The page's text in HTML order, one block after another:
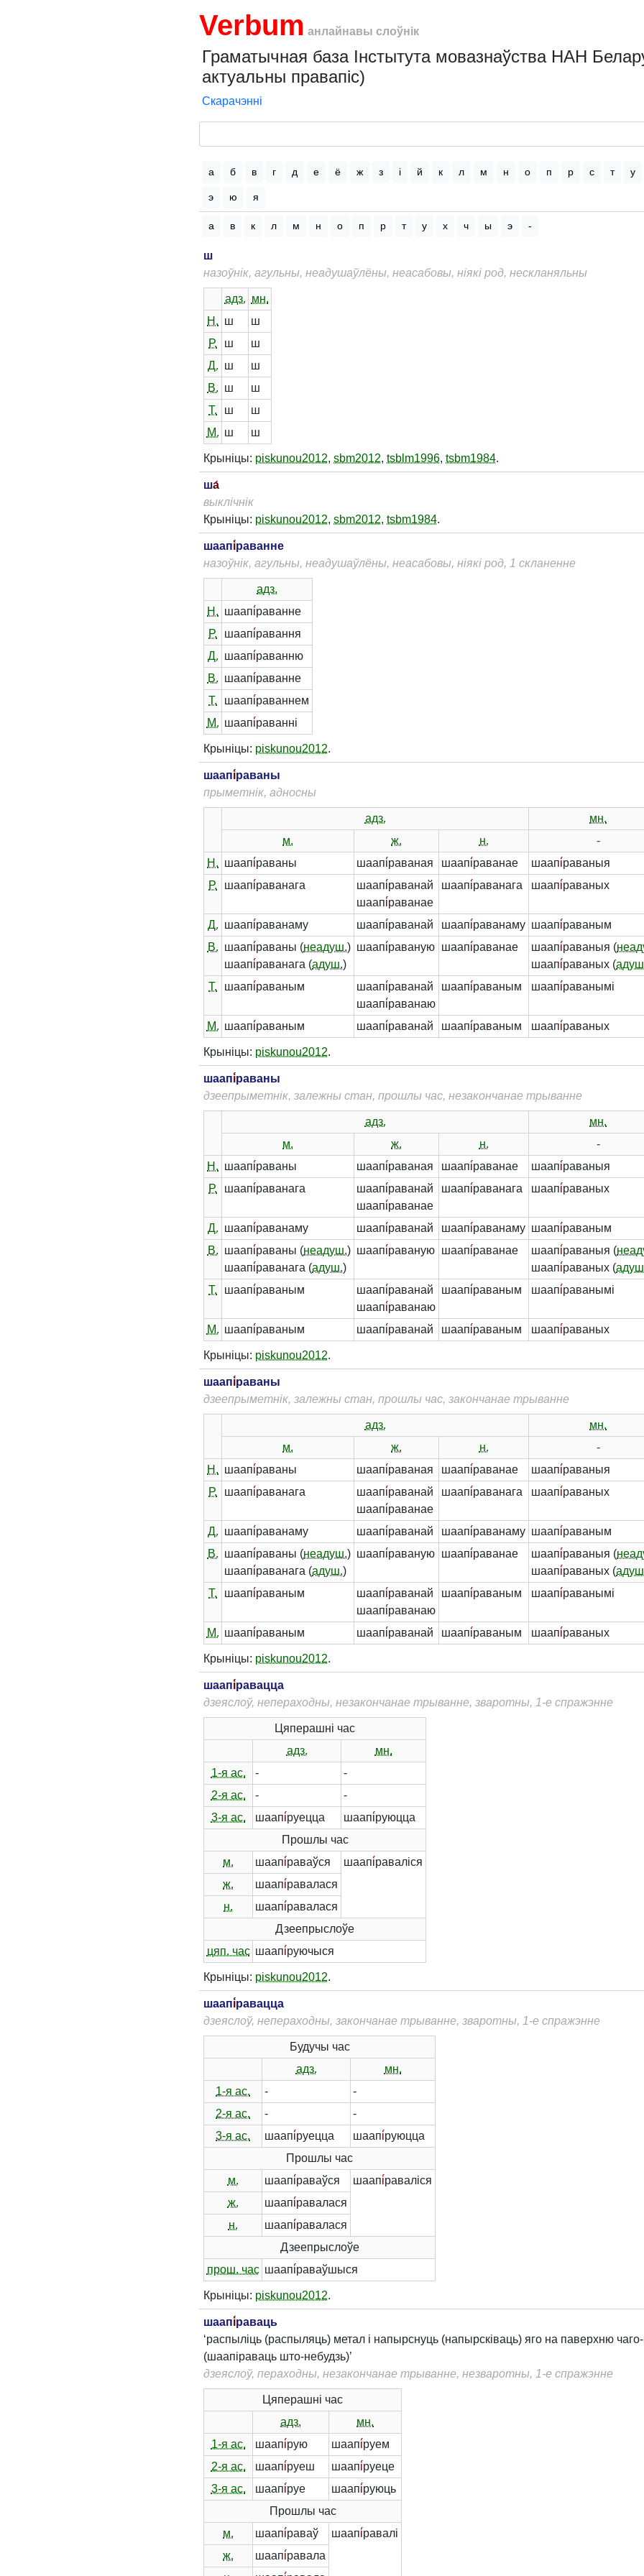
Verbum анлайнавы слоўнік
Граматычная база Інстытута мовазнаўства НАН
актуальны правапіс)
Скарачэнні
а б в г д е ё ж з і й к л м н о п р с т у
э ю я
а в к л м н о п р т у х ч ы э -
ш
назоўнік, агульны, неадушаўлёны, неасабовы, ніякі род, нескланяльны
адз. мн.
Н. ш
ш
Р.
ш
ш
Д. ш
ш
В. ш
ш
Т.
ш
ш
М. ш ш
Крыніцы: piskunou2012, sbm2012, tsblm1996, tsbm1984.
ша́
выклічнік
Крыніцы: piskunou2012, sbm2012, tsbm1984.
шаапі́раванне
назоўнік, агульны, неадушаўлёны, неасабовы, ніякі род, 1 скланенне
адз.
Н. шаапі́раванне
Р.
шаапі́равання
Д. шаапі́раванню
В. шаапі́раванне
Т.
шаапі́раваннем
М. шаапі́раванні
Крыніцы: piskunou2012.
шаапі́раваны
прыметнік, адносны
адз.
мн.
м.
ж. н.
-
Н. шаапі́раваны шаапі́раваная шаапі́раванае шаапі́раваныя
Р.
шаапі́раванага шаапі́раванай
шаапі́раванае
шаапі́раванага шаапі́раваных
Д. шаапі́раванаму шаапі́раванай шаапі́раванаму шаапі́раваным
В. шаапі́раваны (неадуш.)
шаапі́раванага (адуш.)
шаапі́раваную шаапі́раванае шаапі́раваныя (
шаапі́раваных (
Т.
шаапі́раваным шаапі́раванай
шаапі́раванаю
шаапі́раваным шаапі́раванымі
М. шаапі́раваным шаапі́раванай шаапі́раваным шаапі́раваных
Крыніцы: piskunou2012.
шаапі́раваны
дзеепрыметнік, залежны стан, прошлы час, незакончанае трыванне
адз.
мн.
м.
ж. н.
-
Н. шаапі́раваны шаапі́раваная шаапі́раванае шаапі́раваныя
Р.
шаапі́раванага шаапі́раванай
шаапі́раванае
шаапі́раванага шаапі́раваных
Д. шаапі́раванаму шаапі́раванай шаапі́раванаму шаапі́раваным
В. шаапі́раваны (неадуш.)
шаапі́раванага (адуш.)
шаапі́раваную шаапі́раванае шаапі́раваныя (
шаапі́раваных (
Т.
шаапі́раваным шаапі́раванай
шаапі́раванаю
шаапі́раваным шаапі́раванымі
М. шаапі́раваным шаапі́раванай шаапі́раваным шаапі́раваных
Крыніцы: piskunou2012.
шаапі́раваны
дзеепрыметнік, залежны стан, прошлы час, закончанае трыванне
адз.
мн.
м.
ж. н.
-
Н. шаапі́раваны шаапі́раваная шаапі́раванае шаапі́раваныя
Р.
шаапі́раванага шаапі́раванай
шаапі́раванае
шаапі́раванага шаапі́раваных
Д. шаапі́раванаму шаапі́раванай шаапі́раванаму шаапі́раваным
В. шаапі́раваны (неадуш.)
шаапі́раванага (адуш.)
шаапі́раваную шаапі́раванае шаапі́раваныя (
шаапі́раваных (
Т.
шаапі́раваным шаапі́раванай
шаапі́раванаю
шаапі́раваным шаапі́раванымі
М. шаапі́раваным шаапі́раванай шаапі́раваным шаапі́раваных
Крыніцы: piskunou2012.
шаапі́равацца
дзеяслоў, непераходны, незакончанае трыванне, зваротны, 1-е спражэнне
Цяперашні час
адз.
мн.
1-я ас.
-
-
2-я ас.
-
-
3-я ас.
шаапі́руецца шаапі́руюцца
Прошлы час
м.
шаапі́раваўся шаапі́раваліся
ж.
шаапі́равалася
н.
шаапі́равалася
Дзеепрыслоўе
цяп. час шаапі́руючыся
Крыніцы: piskunou2012.
шаапі́равацца
дзеяслоў, непераходны, закончанае трыванне, зваротны, 1-е спражэнне
Будучы час
адз.
мн.
1-я ас.
-
-
2-я ас.
-
-
3-я ас.
шаапі́руецца шаапі́руюцца
Прошлы час
м.
шаапі́раваўся шаапі́раваліся
ж.
шаапі́равалася
н.
шаапі́равалася
Дзеепрыслоўе
прош. час шаапі́раваўшыся
Крыніцы: piskunou2012.
шаапі́раваць
‘распыліць (распыляць) метал і напырснуць (напырсківаць) яго на паверхню
(шаапіраваць што-небудзь)’
дзеяслоў, пераходны, незакончанае трыванне, незваротны, 1-е спражэнне
Цяперашні час
адз.
мн.
1-я ас.
шаапі́рую шаапі́руем
2-я ас.
шаапі́руеш шаапі́руеце
3-я ас.
шаапі́руе шаапі́руюць
Прошлы час
м.
шаапі́раваў шаапі́равалі
ж.
шаапі́равала